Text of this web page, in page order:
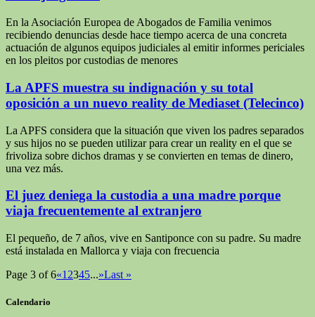
En la Asociación Europea de Abogados de Familia venimos
recibiendo denuncias desde hace tiempo acerca de una concreta
actuación de algunos equipos judiciales al emitir informes periciales
en los pleitos por custodias de menores
La APFS muestra su indignación y su total
oposición a un nuevo reality de Mediaset (Telecinco)
La APFS considera que la situación que viven los padres separados
y sus hijos no se pueden utilizar para crear un reality en el que se
frivoliza sobre dichos dramas y se convierten en temas de dinero,
una vez más.
El juez deniega la custodia a una madre porque
viaja frecuentemente al extranjero
El pequeño, de 7 años, vive en Santiponce con su padre. Su madre
está instalada en Mallorca y viaja con frecuencia
Page 3 of 6«1 2345...»Last »
Calendario